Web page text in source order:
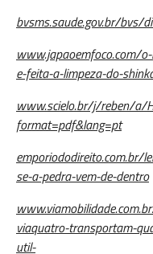
bvsms.saude.gov.br/bvs/
www.japaoemfoco.com/
e-feita-a-limpeza-do-
www.scielo.br/j/reben/a/
format=pdf&lang=pt
emporiododireito.com.br/
se-a-pedra-vem-de-dentro
viaquatro-transportam-
util-